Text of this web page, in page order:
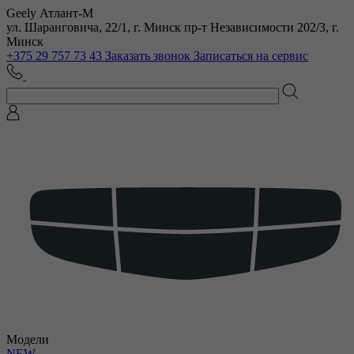
Geely Атлант-М
ул. Шаранговича, 22/1, г. Минск пр-т Независимости 202/3, г.
Минск
+375 29 757 73 43 Заказать звонок Записаться на сервис
Модели